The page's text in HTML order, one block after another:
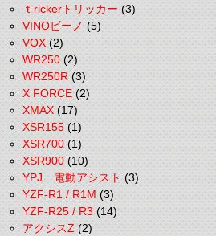
ｔrickerトリッカー(3)
VINOビーノ(5)
VOX(2)
WR250(2)
WR250R(3)
X FORCE(2)
XMAX(17)
XSR155(1)
XSR700(1)
XSR900(10)
YPJ 電動アシスト(3)
YZF-R1 / R1M(3)
YZF-R25 / R3(14)
アクシスZ(2)